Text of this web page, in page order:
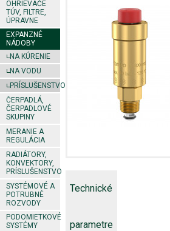
OHRIEVAČE
TÚV, FILTRE,
ÚPRAVNE
EXPANZNÉ
NÁDOBY
NA KÚRENIE
NA VODU
PRÍSLUŠENSTVO
ČERPADLÁ,
ČERPADLOVÉ
SKUPINY
MERANIE A
REGULÁCIA
RADIÁTORY,
KONVEKTORY,
PRÍSLUŠENSTVO
SYSTÉMOVÉ A
POTRUBNÉ
ROZVODY
PODOMIETKOVÉ
SYSTÉMY
Technické
parametre